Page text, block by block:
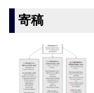
寄稿